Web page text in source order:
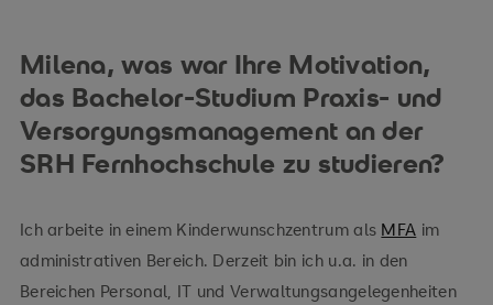
Milena, was war Ihre Motivation,
das Bachelor-Studium Praxis- und
Versorgungsmanagement an der
SRH Fernhochschule zu studieren?
Ich arbeite in einem Kinderwunschzentrum als MFA im
administrativen Bereich. Derzeit bin ich u.a. in den
Bereichen Personal, IT und Verwaltungsangelegenheiten